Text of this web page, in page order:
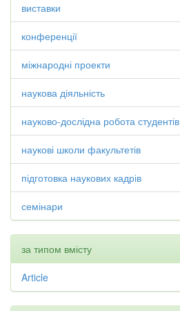
виставки
конференції
міжнародні проекти
наукова діяльність
науково-дослідна робота студентів
наукові школи факультетів
підготовка наукових кадрів
семінари
за типом вмісту
Article